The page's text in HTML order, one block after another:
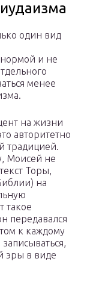
один вид
и не
менее
на жизни
авторитетно
традицией.
Моисей не
Торы,
на
такое
передавался
к каждому
эры в виде